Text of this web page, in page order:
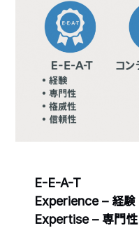
E-E-A-T
Experience – 経験
Expertise – 専門性